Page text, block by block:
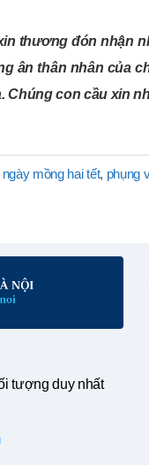
thương đón nhận
ân thân nhân của
Chúng con cầu xin
ngày mồng hai tết, phụng
tượng duy nhất